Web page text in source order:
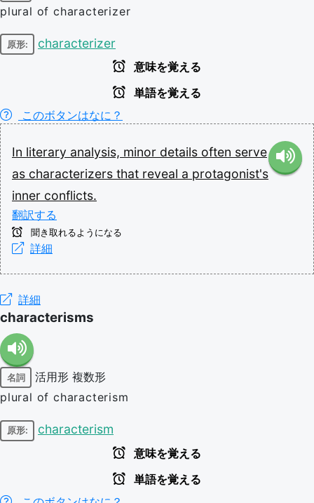
plural of characterizer
原形: characterizer
意味を覚える
単語を覚える
このボタンはなに？
In literary analysis, minor details often serve
as characterizers that reveal a protagonist's
inner conflicts.
翻訳する
聞き取れるようになる
詳細
詳細
characterisms
名詞 活用形 複数形
plural of characterism
原形: characterism
意味を覚える
単語を覚える